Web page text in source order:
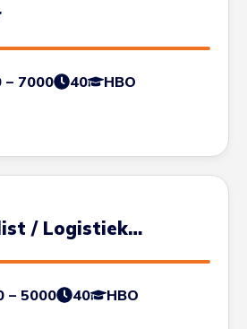
– 7000 40
HBO
/ Logistiek
– 5000 40
HBO